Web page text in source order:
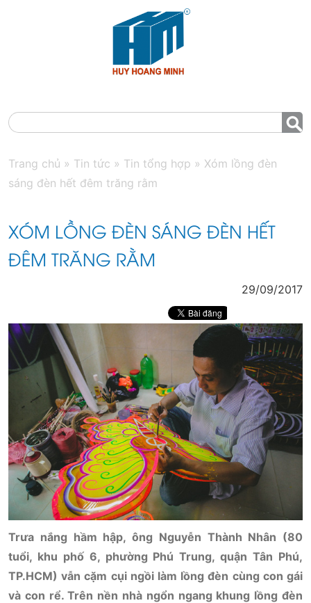
Trang chủ » Tin tức » Tin tổng hợp » Xóm lồng đèn
sáng đèn hết đêm trăng rằm
XÓM LỒNG ĐÈN SÁNG ĐÈN HẾT
ĐÊM TRĂNG RẰM
29/09/2017
Trưa nắng hầm hập, ông Nguyễn Thành Nhân (80
tuổi, khu phố 6, phường Phú Trung, quận Tân Phú,
TP.HCM) vẫn cặm cụi ngồi làm lồng đèn cùng con gái
và con rể. Trên nền nhà ngổn ngang khung lồng đèn